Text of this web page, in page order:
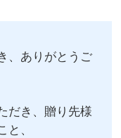
、ありがとうご
だき、贈り先様
と、